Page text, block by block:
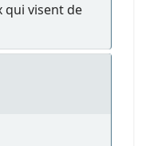
qui visent de